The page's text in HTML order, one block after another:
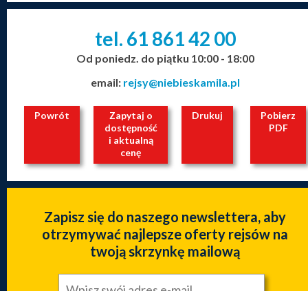
tel. 61 86142 00
Od poniedz. do piątku 10:00 - 18:00
email: rejsy@niebieskamila.pl
Powrót
Zapytaj o
dostępność
i aktualną
cenę
Drukuj
Pobierz
PDF
Zapisz się do naszego newslettera, aby
otrzymywać najlepsze oferty rejsów na
twoją skrzynkę mailową